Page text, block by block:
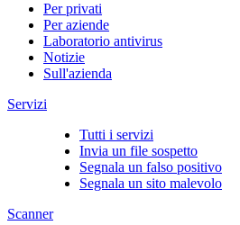
Per privati
Per aziende
Laboratorio antivirus
Notizie
Sull'azienda
Servizi
Tutti i servizi
Invia un file sospetto
Segnala un falso positivo
Segnala un sito malevolo
Scanner